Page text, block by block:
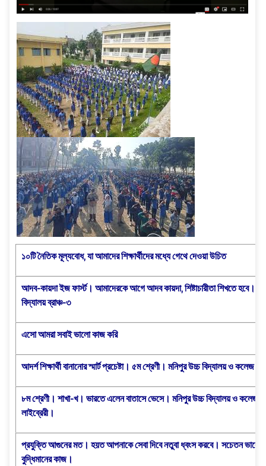
১০টি নৈতিক মূল্যবোধ, যা আমাদের শিক্ষার্থীদের মধ্যে গেথে দেওয়া উচিত
আদব-কায়দা ইজ ফার্স্ট। আমাদেরকে আগে আদব কায়দা, শিষ্টাচারীতা শিখতে হবে।
বিদ্যালয় ব্রাঞ্চ-৩
এসো আমরা সবাই ভালো কাজ করি
আদর্শ শিক্ষার্থী বানানোর স্মার্ট প্রচেষ্টা। ৫ম শ্রেণী। মনিপুর উচ্চ বিদ্যালয় ও কলেজ।
৮ম শ্রেণী। শাখা-খ। ভারতে এলেন বাতাসে ভেসে। মনিপুর উচ্চ বিদ্যালয় ও কলেজ।
লাইব্রেরী।
প্রযুক্তি আগুনের মত। হয়ত আপনাকে সেবা দিবে নতুবা ধ্বংস করবে। সচেতন ভাবে
বুদ্ধিমানের কাজ।